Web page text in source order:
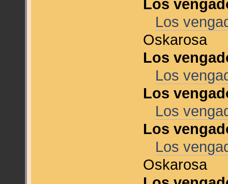
Los
Los
Oskarosa
Los
Los
Los
Los
Los
Los
Oskarosa